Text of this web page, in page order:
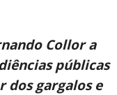
Collor a
públicas
dos gargalos e